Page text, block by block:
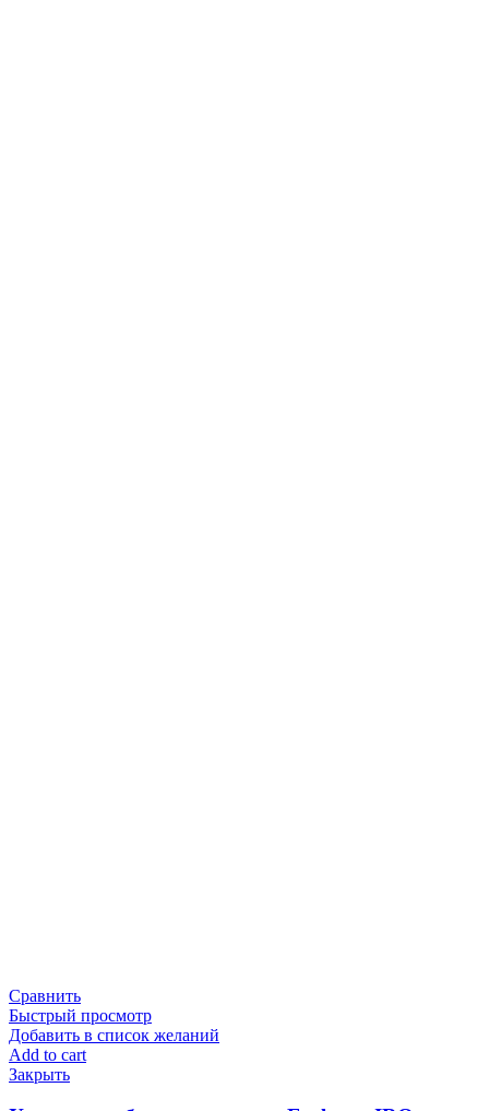
Сравнить
Быстрый просмотр
Добавить в список желаний
Add to cart
Закрыть